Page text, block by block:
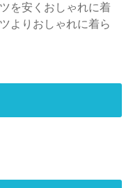
を安くおしゃれに着
よりおしゃれに着ら